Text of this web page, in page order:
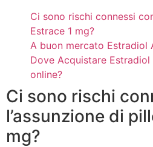
Ci sono rischi connessi
Estrace 1 mg?
A buon mercato Estradiol
Dove Acquistare Estradiol
online?
Ci sono rischi
l’assunzione di
mg?